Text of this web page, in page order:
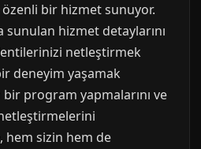
bir hizmet sunuyor.
hizmet detaylarını
netleştirmek
deneyim yaşamak
program yapmalarını ve
hem sizin hem de